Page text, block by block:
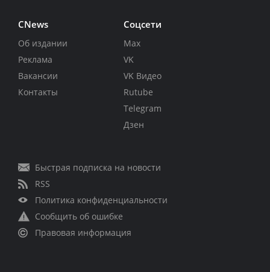
CNews
Об издании
Реклама
Вакансии
Контакты
Соцсети
Max
VK
VK Видео
Rutube
Telegram
Дзен
Быстрая подписка на новости
RSS
Политика конфиденциальности
Сообщить об ошибке
Правовая информация